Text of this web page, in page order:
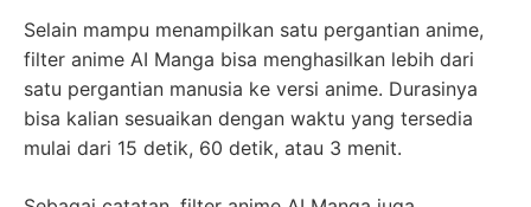
Selain mampu menampilkan satu pergantian anime,
filter anime AI Manga bisa menghasilkan lebih dari
satu pergantian manusia ke versi anime. Durasinya
bisa kalian sesuaikan dengan waktu yang tersedia
mulai dari 15 detik, 60 detik, atau 3 menit.